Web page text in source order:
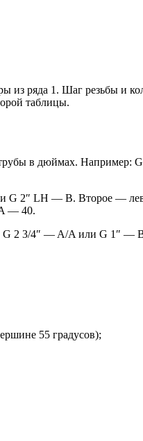
из ряда 1. Шаг резьбы и
таблицы.
в дюймах. Например:
2″ LH — B. Второе —
— 40.
2 3/4″ — A/A или G 1″ —
55 градусов);